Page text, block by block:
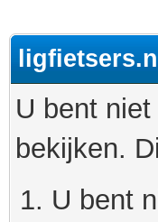
U bent
bekijken.
U bent